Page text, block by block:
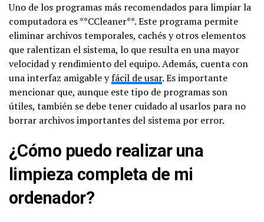
Uno de los programas más recomendados para limpiar la
computadora es **CCleaner**. Este programa permite
eliminar archivos temporales, cachés y otros elementos
que ralentizan el sistema, lo que resulta en una mayor
velocidad y rendimiento del equipo. Además, cuenta con
una interfaz amigable yfácil de usar. Es importante
mencionar que, aunque este tipo de programas son
útiles, también se debe tener cuidado al usarlos para no
borrar archivos importantes del sistema por error.
¿Cómo puedo realizar una
limpieza completa de mi
ordenador?